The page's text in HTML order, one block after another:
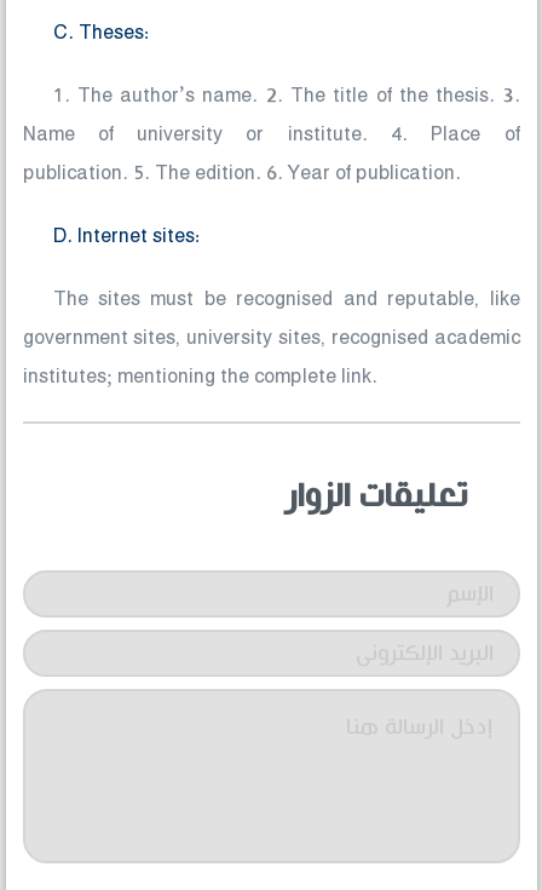
C. Theses:
1. The author’s name. 2. The title of the thesis. 3.
Name of university or institute. 4. Place of
publication. 5. The edition. 6. Year of publication.
D. Internet sites:
The sites must be recognised and reputable, like
government sites, university sites, recognised academic
institutes; mentioning the complete link.
تعليقات الزوار